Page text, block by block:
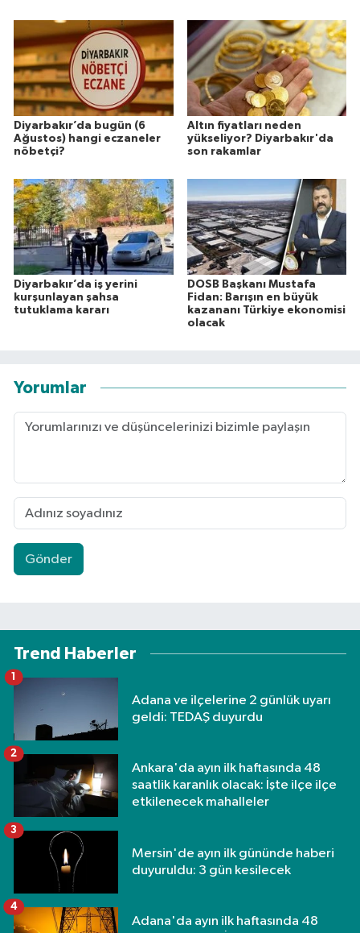
Diyarbakır’da bugün (6
Ağustos) hangi eczaneler
nöbetçi?
Altın fiyatları neden
yükseliyor? Diyarbakır'da
son rakamlar
Diyarbakır’da iş yerini
kurşunlayan şahsa
tutuklama kararı
DOSB Başkanı Mustafa
Fidan: Barışın en büyük
kazananı Türkiye ekonomisi
olacak
Yorumlar
Gönder
Trend Haberler
Adana ve ilçelerine 2 günlük uyarı
geldi: TEDAŞ duyurdu
1
Ankara'da ayın ilk haftasında 48
saatlik karanlık olacak: İşte ilçe ilçe
etkilenecek mahalleler
2
Mersin'de ayın ilk gününde haberi
duyuruldu: 3 gün kesilecek
3
Adana'da ayın ilk haftasında 48
4